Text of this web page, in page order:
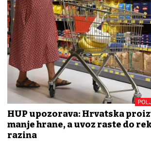
HUP upozorava: Hrvatska
manje hrane, a uvoz raste do
razina